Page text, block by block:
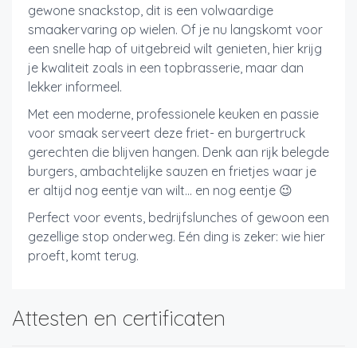
gewone snackstop, dit is een volwaardige
smaakervaring op wielen. Of je nu langskomt voor
een snelle hap of uitgebreid wilt genieten, hier krijg
je kwaliteit zoals in een topbrasserie, maar dan
lekker informeel.
Met een moderne, professionele keuken en passie
voor smaak serveert deze friet- en burgertruck
gerechten die blijven hangen. Denk aan rijk belegde
burgers, ambachtelijke sauzen en frietjes waar je
er altijd nog eentje van wilt… en nog eentje 😉
Perfect voor events, bedrijfslunches of gewoon een
gezellige stop onderweg. Eén ding is zeker: wie hier
proeft, komt terug.
Attesten en certificaten